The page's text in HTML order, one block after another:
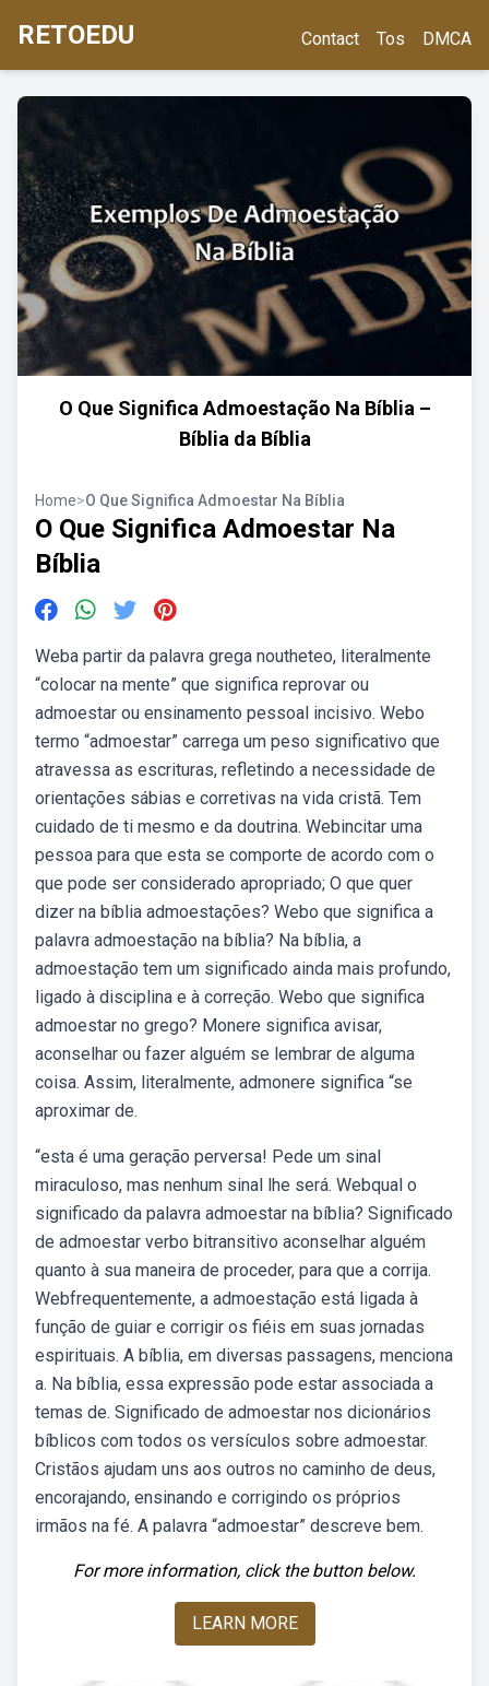
RETOEDU Contact Tos DMCA
O Que Significa Admoestação Na Bíblia –
Bíblia da Bíblia
Home>O Que Significa Admoestar Na Bíblia
O Que Significa Admoestar Na
Bíblia
Weba partir da palavra grega noutheteo, literalmente
“colocar na mente” que significa reprovar ou
admoestar ou ensinamento pessoal incisivo. Webo
termo “admoestar” carrega um peso significativo que
atravessa as escrituras, refletindo a necessidade de
orientações sábias e corretivas na vida cristã. Tem
cuidado de ti mesmo e da doutrina. Webincitar uma
pessoa para que esta se comporte de acordo com o
que pode ser considerado apropriado; O que quer
dizer na bíblia admoestações? Webo que significa a
palavra admoestação na bíblia? Na bíblia, a
admoestação tem um significado ainda mais profundo,
ligado à disciplina e à correção. Webo que significa
admoestar no grego? Monere significa avisar,
aconselhar ou fazer alguém se lembrar de alguma
coisa. Assim, literalmente, admonere significa “se
aproximar de.
“esta é uma geração perversa! Pede um sinal
miraculoso, mas nenhum sinal lhe será. Webqual o
significado da palavra admoestar na bíblia? Significado
de admoestar verbo bitransitivo aconselhar alguém
quanto à sua maneira de proceder, para que a corrija.
Webfrequentemente, a admoestação está ligada à
função de guiar e corrigir os fiéis em suas jornadas
espirituais. A bíblia, em diversas passagens, menciona
a. Na bíblia, essa expressão pode estar associada a
temas de. Significado de admoestar nos dicionários
bíblicos com todos os versículos sobre admoestar.
Cristãos ajudam uns aos outros no caminho de deus,
encorajando, ensinando e corrigindo os próprios
irmãos na fé. A palavra “admoestar” descreve bem.
For more information, click the button below.
LEARN MORE